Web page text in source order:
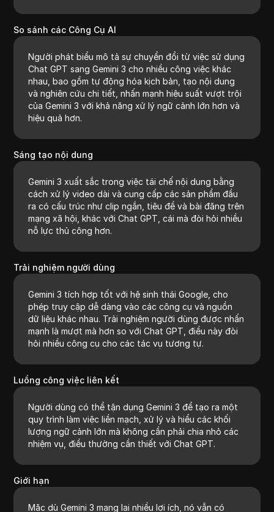
So sánh các Công Cụ AI
Người phát biểu mô tả sự chuyển đổi từ việc sử dụng
Chat GPT sang Gemini 3 cho nhiều công việc khác
nhau, bao gồm tự động hóa kịch bản, tạo nội dung
và nghiên cứu chi tiết, nhấn mạnh hiệu suất vượt trội
của Gemini 3 với khả năng xử lý ngữ cảnh lớn hơn và
hiệu quả hơn.
Sáng tạo nội dung
Gemini 3 xuất sắc trong việc tái chế nội dung bằng
cách xử lý video dài và cung cấp các sản phẩm đầu
ra có cấu trúc như clip ngắn, tiêu đề và bài đăng trên
mạng xã hội, khác với Chat GPT, cái mà đòi hỏi nhiều
nỗ lực thủ công hơn.
Trải nghiệm người dùng
Gemini 3 tích hợp tốt với hệ sinh thái Google, cho
phép truy cập dễ dàng vào các công cụ và nguồn
dữ liệu khác nhau. Trải nghiệm người dùng được nhấn
mạnh là mượt mà hơn so với Chat GPT, điều này đòi
hỏi nhiều công cụ cho các tác vụ tương tự.
Luồng công việc liên kết
Người dùng có thể tận dụng Gemini 3 để tạo ra một
quy trình làm việc liền mạch, xử lý và hiểu các khối
lượng ngữ cảnh lớn mà không cần phải chia nhỏ các
nhiệm vụ, điều thường cần thiết với Chat GPT.
Giới hạn
Mặc dù Gemini 3 mang lại nhiều lợi ích, nó vẫn có